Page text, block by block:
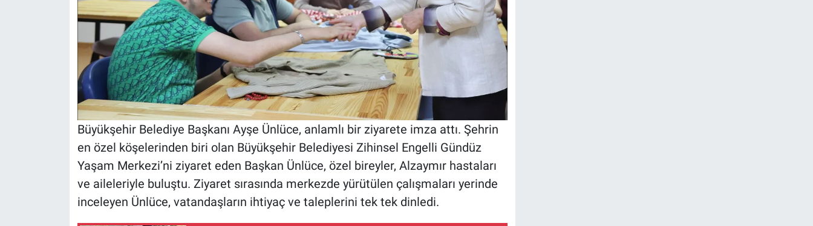
Büyükşehir Belediye Başkanı Ayşe Ünlüce, anlamlı bir ziyarete imza attı. Şehrin
en özel köşelerinden biri olan Büyükşehir Belediyesi Zihinsel Engelli Gündüz
Yaşam Merkezi’ni ziyaret eden Başkan Ünlüce, özel bireyler, Alzaymır hastaları
ve aileleriyle buluştu. Ziyaret sırasında merkezde yürütülen çalışmaları yerinde
inceleyen Ünlüce, vatandaşların ihtiyaç ve taleplerini tek tek dinledi.